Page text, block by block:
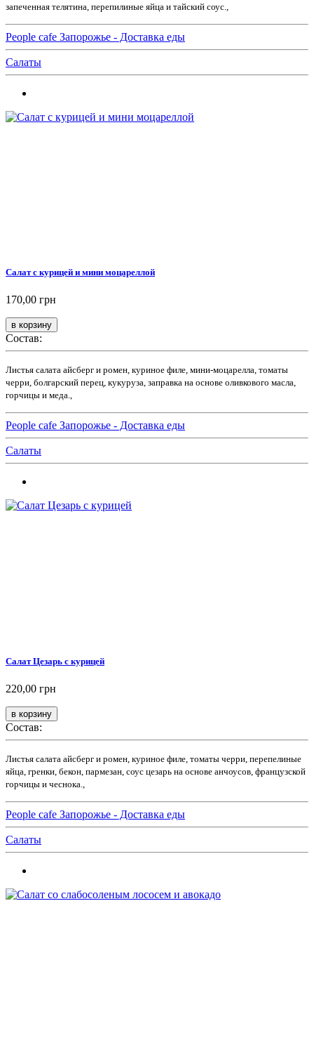
запеченная телятина, перепилиные яйца и тайский соус.,
People cafe Запорожье - Доставка еды
Салаты
Салат с курицей и мини моцареллой
170,00 грн
Состав:
Листья салата айсберг и ромен, куриное филе, мини-моцарелла, томаты
черри, болгарский перец, кукуруза, заправка на основе оливкового масла,
горчицы и меда.,
People cafe Запорожье - Доставка еды
Салаты
Салат Цезарь с курицей
220,00 грн
Состав:
Листья салата айсберг и ромен, куриное филе, томаты черри, перепелиные
яйца, гренки, бекон, пармезан, соус цезарь на основе анчоусов, французской
горчицы и чеснока.,
People cafe Запорожье - Доставка еды
Салаты